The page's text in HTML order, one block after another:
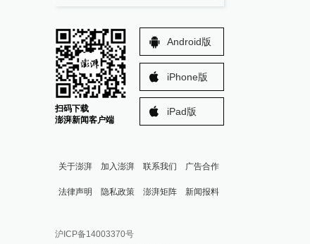
扫码下载
澎湃新闻客户端
Android版
iPhone版
iPad版
关于澎湃 加入澎湃 联系我们 广告合作
法律声明 隐私政策 澎湃矩阵
澎湃新闻公众号
新闻报料
报料邮箱: news@thepaper.cn
沪ICP备14003370号